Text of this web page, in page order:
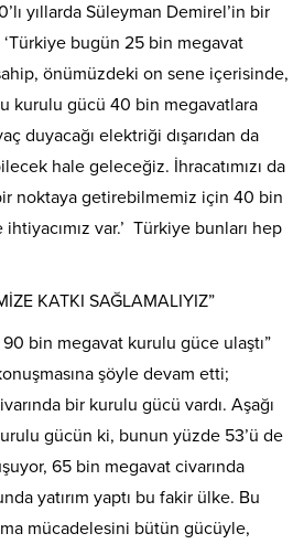
yıllarda Süleyman Demirel’in bir
bugün 25 bin megavat
önümüzdeki on sene içerisinde,
kurulu gücü 40 bin megavatlara
duyacağı elektriği dışarıdan da
hale geleceğiz. İhracatımızı da
noktaya getirebilmemiz için 40 bin
var.’ Türkiye bunları hep
KATKI SAĞLAMALIYIZ”
bin megavat kurulu güce ulaştı”
şöyle devam etti;
bir kurulu gücü vardı. Aşağı
gücün ki, bunun yüzde 53’ü de
65 bin megavat civarında
yatırım yaptı bu fakir ülke. Bu
mücadelesini bütün gücüyle,